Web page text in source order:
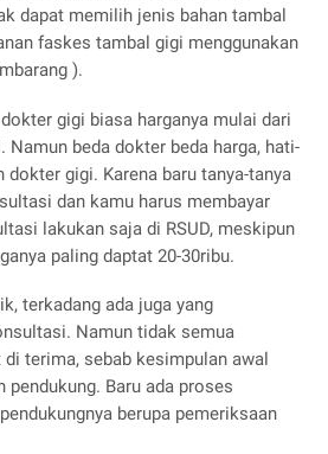
dapat memilih jenis bahan tambal
faskes tambal gigi menggunakan
).
gigi biasa harganya mulai dari
Namun beda dokter beda harga, hati-
gigi. Karena baru tanya-tanya
dan kamu harus membayar
lakukan saja di RSUD, meskipun
paling daptat 20-30ribu.
terkadang ada juga yang
Namun tidak semua
terima, sebab kesimpulan awal
pendukung. Baru ada proses
berupa pemeriksaan